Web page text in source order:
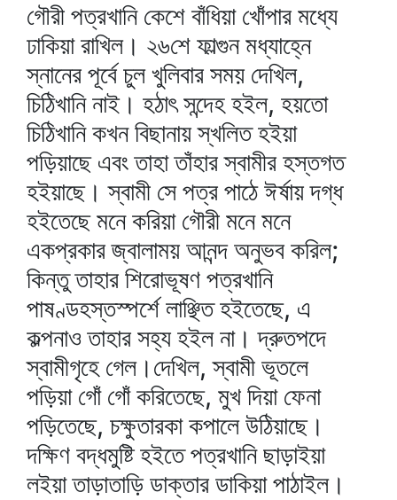
গৌরী পত্রখানি কেশে বাঁধিয়া খোঁপার মধ্যে
ঢাকিয়া রাখিল। ২৬শে ফাল্গুন মধ্যাহ্নে
স্নানের পূর্বে চুল খুলিবার সময় দেখিল,
চিঠিখানি নাই। হঠাৎ সন্দেহ হইল, হয়তো
চিঠিখানি কখন বিছানায় স্খলিত হইয়া
পড়িয়াছে এবং তাহা তাঁহার স্বামীর হস্তগত
হইয়াছে। স্বামী সে পত্র পাঠে ঈর্ষায় দগ্ধ
হইতেছে মনে করিয়া গৌরী মনে মনে
একপ্রকার জ্বালাময় আনন্দ অনুভব করিল;
কিন্তু তাহার শিরোভূষণ পত্রখানি
পাষণ্ডহস্তস্পর্শে লাঞ্ছিত হইতেছে, এ
কল্পনাও তাহার সহ্য হইল না। দ্রুতপদে
স্বামীগৃহে গেল।দেখিল, স্বামী ভূতলে
পড়িয়া গোঁ গোঁ করিতেছে, মুখ দিয়া ফেনা
পড়িতেছে, চক্ষুতারকা কপালে উঠিয়াছে।
দক্ষিণ বদ্ধমুষ্টি হইতে পত্রখানি ছাড়াইয়া
লইয়া তাড়াতাড়ি ডাক্তার ডাকিয়া পাঠাইল।